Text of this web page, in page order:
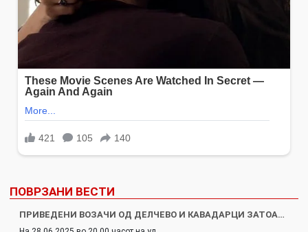
ПОВРЗАНИ ВЕСТИ
ПРИВЕДЕНИ ВОЗАЧИ ОД ДЕЛЧЕВО И КАВАДАРЦИ ЗАТОА…